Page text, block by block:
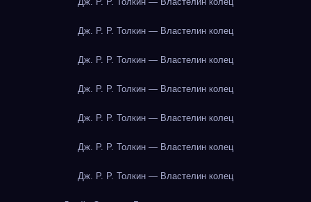
Дж. Р. Р. Толкин — Властелин колец
Дж. Р. Р. Толкин — Властелин колец
Дж. Р. Р. Толкин — Властелин колец
Дж. Р. Р. Толкин — Властелин колец
Дж. Р. Р. Толкин — Властелин колец
Дж. Р. Р. Толкин — Властелин колец